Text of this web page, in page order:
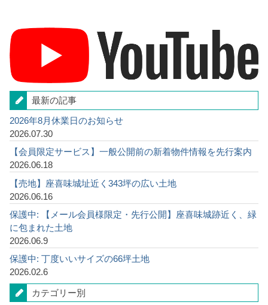
最新の記事
2026年8月休業日のお知らせ
2026.07.30
【会員限定サービス】一般公開前の新着物件情報を先行案内
2026.06.18
【売地】座喜味城址近く343坪の広い土地
2026.06.16
保護中: 【メール会員様限定・先行公開】座喜味城跡近く、緑
に包まれた土地
2026.06.9
保護中: 丁度いいサイズの66坪土地
2026.02.6
カテゴリー別